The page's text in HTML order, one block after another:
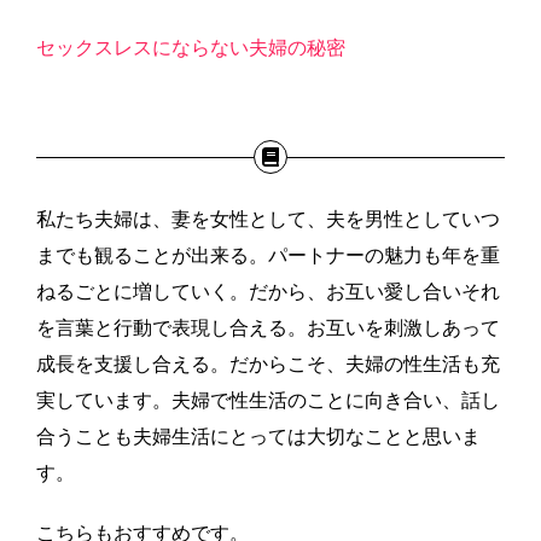
セックスレスにならない夫婦の秘密
私たち夫婦は、妻を女性として、夫を男性としていつ
までも観ることが出来る。パートナーの魅力も年を重
ねるごとに増していく。だから、お互い愛し合いそれ
を言葉と行動で表現し合える。お互いを刺激しあって
成長を支援し合える。だからこそ、夫婦の性生活も充
実しています。夫婦で性生活のことに向き合い、話し
合うことも夫婦生活にとっては大切なことと思いま
す。
こちらもおすすめです。